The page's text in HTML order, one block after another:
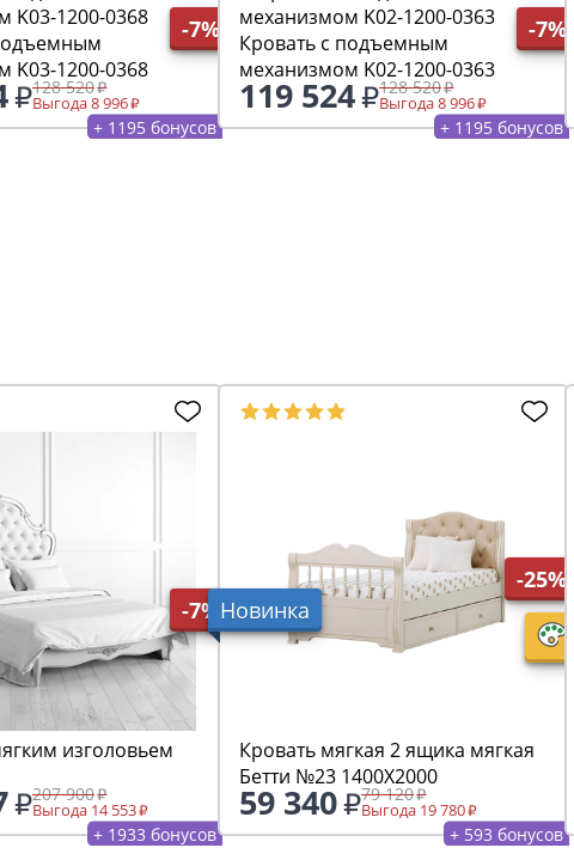
-7%
K03-1200-0368
128 520
Выгода 8 996
+ 1195 бонусов
-7%
Кровать с подъемным
механизмом K02-1200-0363
119 524 128 520
Выгода 8 996
+ 1195 бонусов
-7%
изголовьем
207 900
Выгода 14 553
+ 1933 бонусов
Новинка
-25%
Кровать мягкая 2 ящика мягкая
Бетти №23 1400Х2000
59 340 79 120
Выгода 19 780
+ 593 бонусов